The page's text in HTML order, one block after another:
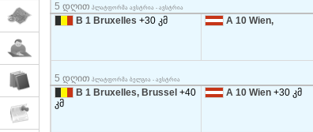
5 დღით პლატფორმა ავსტრია - ავსტრია
B 1 Bruxelles +30 კმ A 10 Wien,
5 დღით პლატფორმა ბელგია - ავსტრია
B 1 Bruxelles, Brussel +40
კმ
A 10 Wien +30 კმ